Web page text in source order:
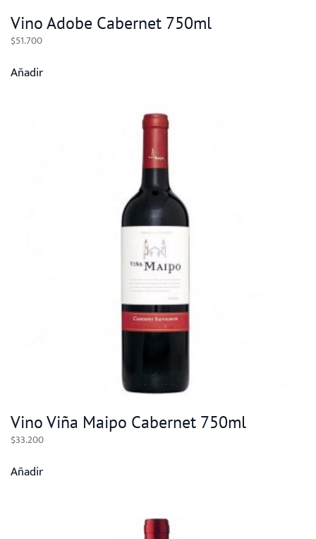
Vino Adobe Cabernet 750ml
$51.700
Añadir
Vino Viña Maipo Cabernet 750ml
$33.200
Añadir